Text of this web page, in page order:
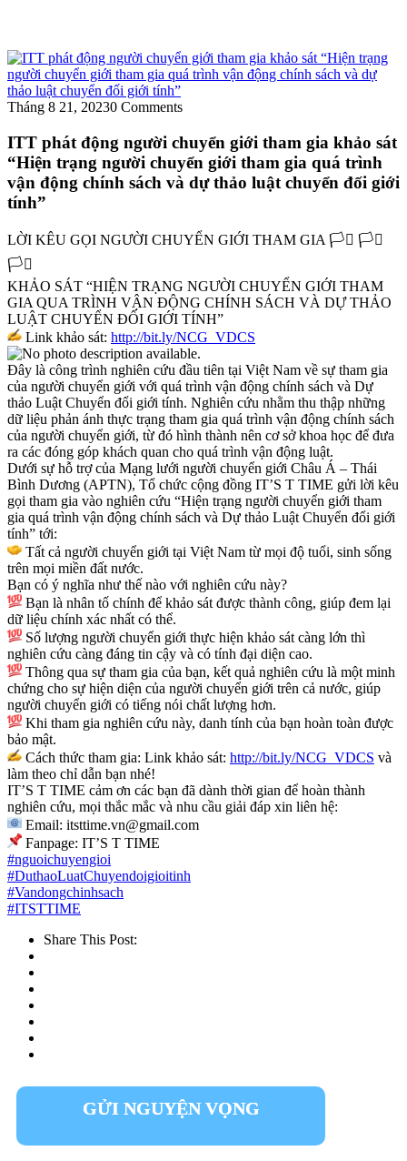
Tháng 8 21, 20230 Comments
ITT phát động người chuyển giới tham gia khảo sát
“Hiện trạng người chuyển giới tham gia quá trình
vận động chính sách và dự thảo luật chuyển đối giới
tính”
LỜI KÊU GỌI NGƯỜI CHUYỂN GIỚI THAM GIA🏳️‍⚧️ 🏳️‍⚧️
🏳️‍⚧️
KHẢO SÁT “HIỆN TRẠNG NGƯỜI CHUYỂN GIỚI THAM
GIA QUA TRÌNH VẬN ĐỘNG CHÍNH SÁCH VÀ DỰ THẢO
LUẬT CHUYỂN ĐỔI GIỚI TÍNH”
Link khảo sát: http://bit.ly/NCG_VDCS
Đây là công trình nghiên cứu đầu tiên tại Việt Nam về sự tham gia
của người chuyển giới với quá trình vận động chính sách và Dự
thảo Luật Chuyển đổi giới tính. Nghiên cứu nhằm thu thập những
dữ liệu phản ánh thực trạng tham gia quá trình vận động chính sách
của người chuyển giới, từ đó hình thành nên cơ sở khoa học để đưa
ra các đóng góp khách quan cho quá trình vận động luật.
Dưới sự hỗ trợ của Mạng lưới người chuyển giới Châu Á – Thái
Bình Dương (APTN), Tổ chức cộng đồng IT’S T TIME gửi lời kêu
gọi tham gia vào nghiên cứu “Hiện trạng người chuyển giới tham
gia quá trình vận động chính sách và Dự thảo Luật Chuyển đổi giới
tính” tới:
Tất cả người chuyển giới tại Việt Nam từ mọi độ tuổi, sinh sống
trên mọi miền đất nước.
Bạn có ý nghĩa như thế nào với nghiên cứu này?
Bạn là nhân tố chính để khảo sát được thành công, giúp đem lại
dữ liệu chính xác nhất có thể.
Số lượng người chuyển giới thực hiện khảo sát càng lớn thì
nghiên cứu càng đáng tin cậy và có tính đại diện cao.
Thông qua sự tham gia của bạn, kết quả nghiên cứu là một minh
chứng cho sự hiện diện của người chuyển giới trên cả nước, giúp
người chuyển giới có tiếng nói chất lượng hơn.
Khi tham gia nghiên cứu này, danh tính của bạn hoàn toàn được
bảo mật.
Cách thức tham gia: Link khảo sát: http://bit.ly/NCG_VDCS và
làm theo chỉ dẫn bạn nhé!
IT’S T TIME cảm ơn các bạn đã dành thời gian để hoàn thành
nghiên cứu, mọi thắc mắc và nhu cầu giải đáp xin liên hệ:
Email: itsttime.vn@gmail.com
Fanpage: IT’S T TIME
#nguoichuyengioi
#DuthaoLuatChuyendoigioitinh
#Vandongchinhsach
#ITSTTIME
Share This Post:
GỬI NGUYỆN VỌNG